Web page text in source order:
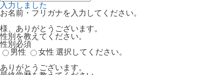
入力しました
お名前・フリガナを入力してください。
様、ありがとうございます。
性別を教えてください。
性別 必須
男性
女性 選択してください。
ありがとうございます。